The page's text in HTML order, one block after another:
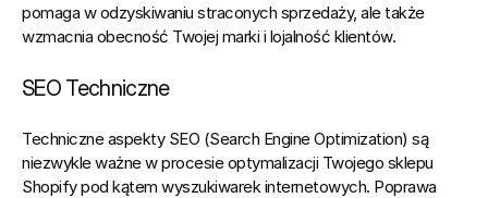
pomaga w odzyskiwaniu straconych sprzedaży, ale także
wzmacnia obecność Twojej marki i lojalność klientów.
SEO Techniczne
Techniczne aspekty SEO (Search Engine Optimization) są
niezwykle ważne w procesie optymalizacji Twojego sklepu
Shopify pod kątem wyszukiwarek internetowych. Poprawa